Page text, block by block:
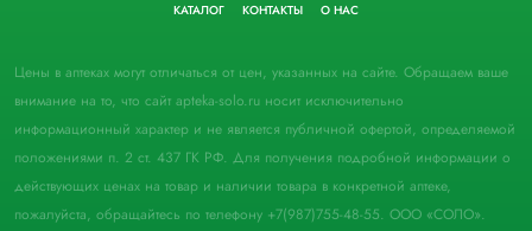
КАТАЛОГ КОНТАКТЫ О НАС
Цены в аптеках могут отличаться от цен, указанных на сайте. Обращаем ваше
внимание на то, что сайт apteka-solo.ru носит исключительно
информационный характер и не является публичной офертой, определяемой
положениями п. 2 ст. 437 ГК РФ. Для получения подробной информации о
действующих ценах на товар и наличии товара в конкретной аптеке,
пожалуйста, обращайтесь по телефону +7(987)755-48-55. ООО «СОЛО».